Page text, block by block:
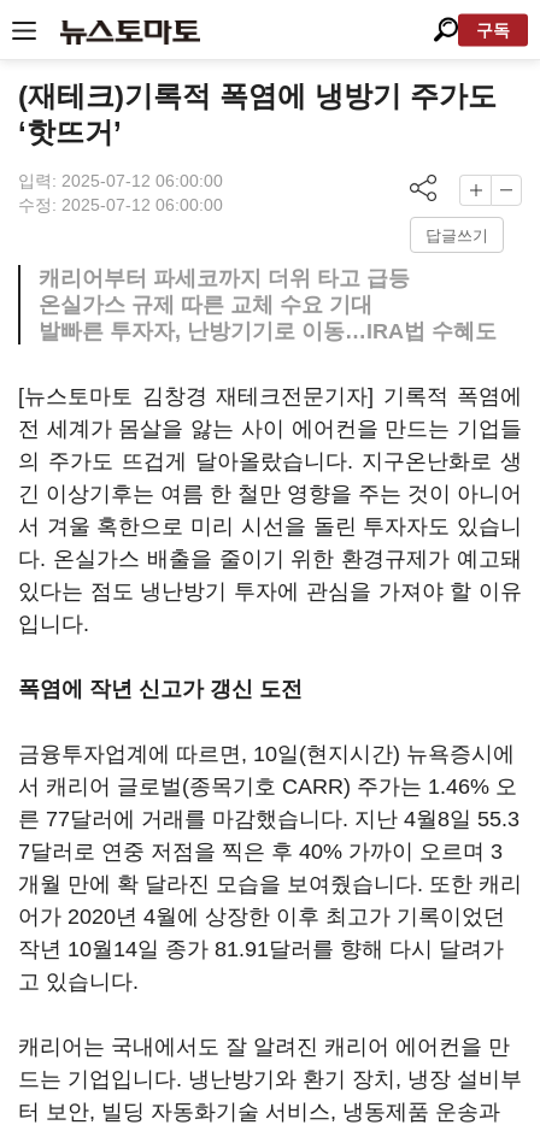
구독
(재테크)기록적 폭염에 냉방기 주가도
‘핫뜨거’
입력: 2025-07-12 06:00:00
수정: 2025-07-12 06:00:00
답글쓰기
캐리어부터 파세코까지 더위 타고 급등
온실가스 규제 따른 교체 수요 기대
발빠른 투자자, 난방기기로 이동…IRA법 수혜도
[뉴스토마토 김창경 재테크전문기자] 기록적 폭염에
전 세계가 몸살을 앓는 사이 에어컨을 만드는 기업들
의 주가도 뜨겁게 달아올랐습니다. 지구온난화로 생
긴 이상기후는 여름 한 철만 영향을 주는 것이 아니어
서 겨울 혹한으로 미리 시선을 돌린 투자자도 있습니
다. 온실가스 배출을 줄이기 위한 환경규제가 예고돼
있다는 점도 냉난방기 투자에 관심을 가져야 할 이유
입니다.
폭염에 작년 신고가 갱신 도전
금융투자업계에 따르면, 10일(현지시간) 뉴욕증시에
서 캐리어 글로벌(종목기호 CARR) 주가는 1.46% 오
른 77달러에 거래를 마감했습니다. 지난 4월8일 55.3
7달러로 연중 저점을 찍은 후 40% 가까이 오르며 3
개월 만에 확 달라진 모습을 보여줬습니다. 또한 캐리
어가 2020년 4월에 상장한 이후 최고가 기록이었던
작년 10월14일 종가 81.91달러를 향해 다시 달려가
고 있습니다.
캐리어는 국내에서도 잘 알려진 캐리어 에어컨을 만
드는 기업입니다. 냉난방기와 환기 장치, 냉장 설비부
터 보안, 빌딩 자동화기술 서비스, 냉동제품 운송과